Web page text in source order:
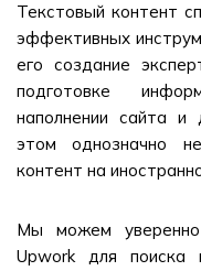
Текстовый контент
эффективных
его создание
подготовке
наполнении сайта и
этом однозначно
контент на
Мы можем
Upwork для поиска